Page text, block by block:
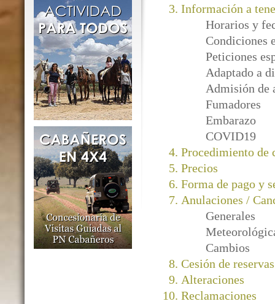
Información a
Horarios y
Condiciones
Peticiones
Adaptado a
Admisión de
Fumadores
Embarazo
COVID19
Procedimiento de
Precios
Forma de pago y
Anulaciones /
Generales
Cambios
Cesión de reservas
Alteraciones
Reclamaciones